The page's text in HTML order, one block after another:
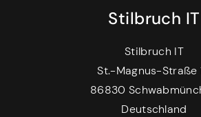
Stilbruch IT
Stilbruch IT
St.-Magnus-Straße
86830
Deutschland